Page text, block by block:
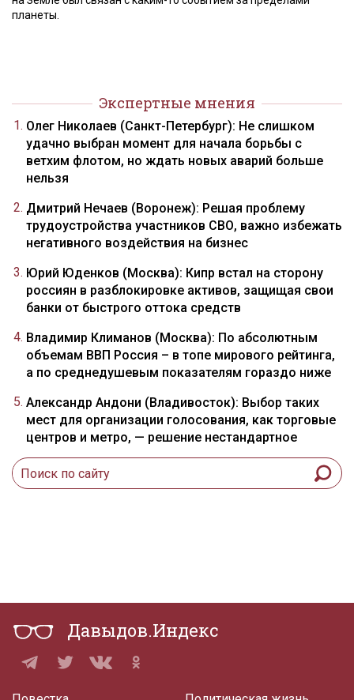
планеты.
Экспертные мнения
Олег Николаев (Санкт-Петербург): Не слишком
удачно выбран момент для начала борьбы с
ветхим флотом, но ждать новых аварий больше
нельзя
Дмитрий Нечаев (Воронеж): Решая проблему
трудоустройства участников СВО, важно избежать
негативного воздействия на бизнес
Юрий Юденков (Москва): Кипр встал на сторону
россиян в разблокировке активов, защищая свои
банки от быстрого оттока средств
Владимир Климанов (Москва): По абсолютным
объемам ВВП Россия – в топе мирового рейтинга,
а по среднедушевым показателям гораздо ниже
Александр Андони (Владивосток): Выбор таких
мест для организации голосования, как торговые
центров и метро, — решение нестандартное
Давыдов.Индекс